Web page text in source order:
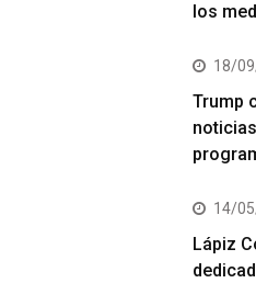
los
18/
Trump
14/
Lápiz